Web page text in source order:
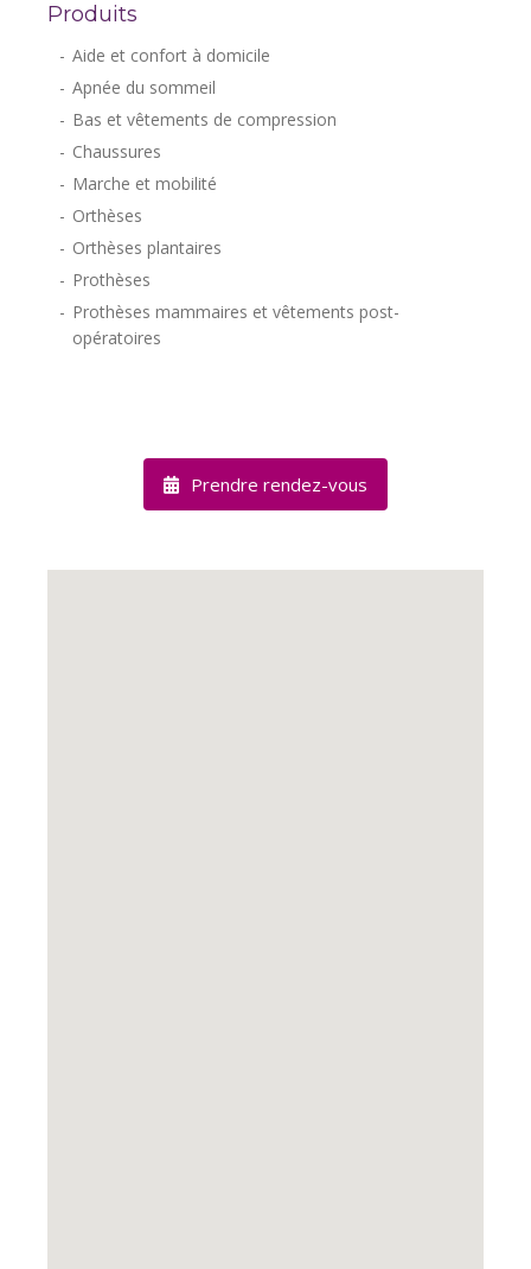
Produits
Aide et confort à domicile
Apnée du sommeil
Bas et vêtements de compression
Chaussures
Marche et mobilité
Orthèses
Orthèses plantaires
Prothèses
Prothèses mammaires et vêtements post-
opératoires
Prendre rendez-vous